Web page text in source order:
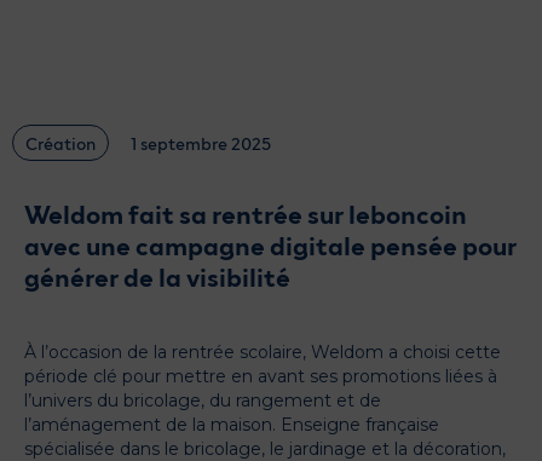
Création 1 septembre 2025
Weldom fait sa rentrée sur leboncoin
avec une campagne digitale pensée pour
générer de la visibilité
À l’occasion de la rentrée scolaire, Weldom a choisi cette
période clé pour mettre en avant ses promotions liées à
l’univers du bricolage, du rangement et de
l’aménagement de la maison. Enseigne française
spécialisée dans le bricolage, le jardinage et la décoration,